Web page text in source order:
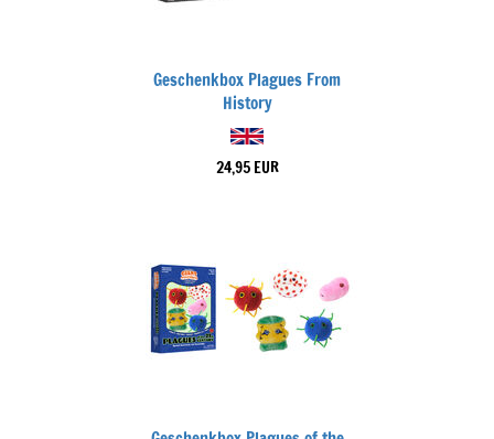
Geschenkbox Plagues From
History
24,95 EUR